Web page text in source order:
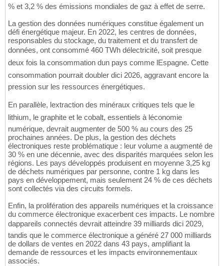
% et 3,2 % des émissions mondiales de gaz à effet de serre.
La gestion des données numériques constitue également un
défi énergétique majeur. En 2022, les centres de données,
responsables du stockage, du traitement et du transfert de
données, ont consommé 460 TWh délectricité, soit presque
deux fois la consommation dun pays comme lEspagne. Cette
consommation pourrait doubler dici 2026, aggravant encore la
pression sur les ressources énergétiques.
En parallèle, lextraction des minéraux critiques tels que le
lithium, le graphite et le cobalt, essentiels à léconomie
numérique, devrait augmenter de 500 % au cours des 25
prochaines années. De plus, la gestion des déchets
électroniques reste problématique : leur volume a augmenté de
30 % en une décennie, avec des disparités marquées selon les
régions. Les pays développés produisent en moyenne 3,25 kg
de déchets numériques par personne, contre 1 kg dans les
pays en développement, mais seulement 24 % de ces déchets
sont collectés via des circuits formels.
Enfin, la prolifération des appareils numériques et la croissance
du commerce électronique exacerbent ces impacts. Le nombre
dappareils connectés devrait atteindre 39 milliards dici 2029,
tandis que le commerce électronique a généré 27 000 milliards
de dollars de ventes en 2022 dans 43 pays, amplifiant la
demande de ressources et les impacts environnementaux
associés.